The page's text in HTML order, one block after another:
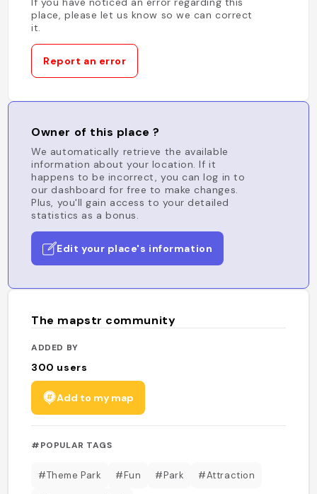
place, please let us know so we can correct
it.
Report an error
Owner of this place ?
We automatically retrieve the available
information about your location. If it
happens to be incorrect, you can log in to
our dashboard for free to make changes.
Plus, you'll gain access to your detailed
statistics as a bonus.
Edit your place's information
The mapstr community
ADDED BY
300 users
Add to my map
#POPULAR TAGS
#Theme Park #Fun #Park #Attraction